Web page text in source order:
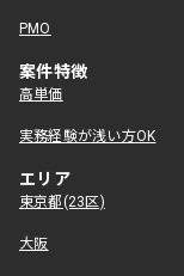
PMO
案件特徴
高単価
実務経験が浅い方OK
エリア
東京都(23区)
大阪